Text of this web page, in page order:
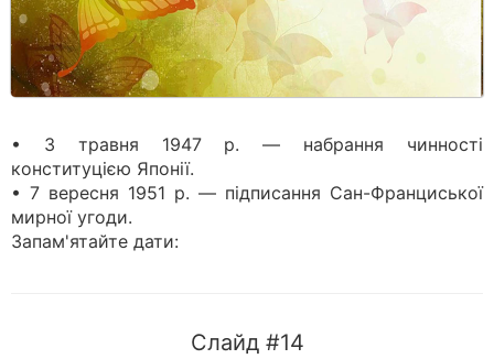
• 3 травня 1947 р. — набрання чинності
конституцією Японії.
• 7 вересня 1951 р. — підписання Сан-Франциської
мирної угоди.
Запам'ятайте дати:
Слайд #14